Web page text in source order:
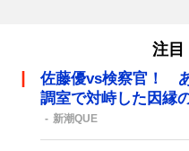
注目
佐藤優vs検察官！
調室で対峙した因縁
新潮QUE